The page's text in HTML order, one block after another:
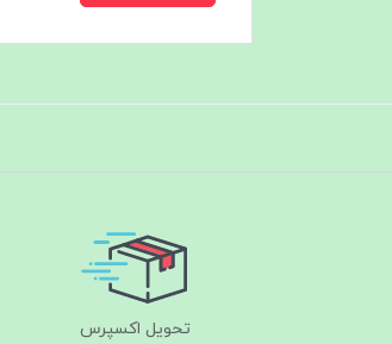
تحویل اکسپرس